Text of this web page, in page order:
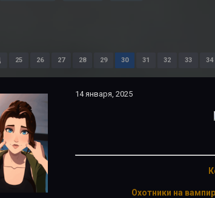
25 26 27 28 29 30 31 32 33 34
14 января, 2025
Охотники на